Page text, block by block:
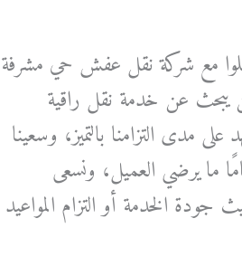
مع شركة نقل عفش حي مشرفة
يبحث عن خدمة نقل راقية
مدى التزامنا بالتميز، وسعينا
ما يرضي العميل، ونسعى
الخدمة أو التزام المواعيد